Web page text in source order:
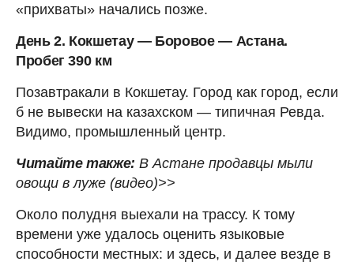
«прихваты» начались позже.
День 2. Кокшетау — Боровое — Астана.
Пробег 390 км
Позавтракали в Кокшетау. Город как город, если
б не вывески на казахском — типичная Ревда.
Видимо, промышленный центр.
Читайте также: В Астане продавцы мыли
овощи в луже (видео)>>
Около полудня выехали на трассу. К тому
времени уже удалось оценить языковые
способности местных: и здесь, и далее везде в